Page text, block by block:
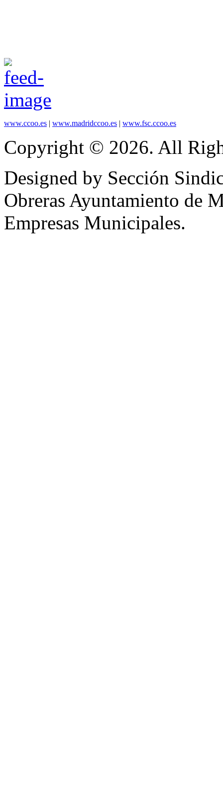
www.ccoo.es | www.madridccoo.es | www.fsc.ccoo.es
Copyright © 2026. All
Designed by Sección
Obreras Ayuntamiento de
Empresas Municipales.